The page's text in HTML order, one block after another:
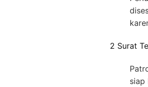
2 Surat
siap